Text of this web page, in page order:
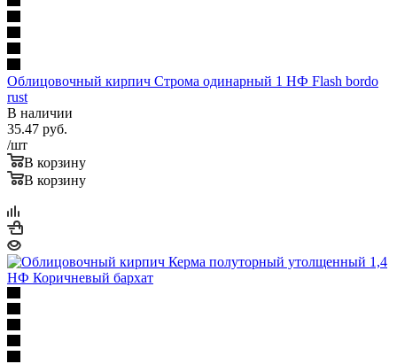
Облицовочный кирпич Строма одинарный 1 НФ Flash bordo
rust
В наличии
35.47 руб.
/шт
В корзину
В корзину